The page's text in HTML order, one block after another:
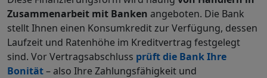
Zusammenarbeit mit Banken angeboten. Die Bank
stellt Ihnen einen Konsumkredit zur Verfügung, dessen
Laufzeit und Ratenhöhe im Kreditvertrag festgelegt
sind. Vor Vertragsabschluss prüft die Bank Ihre
Bonität– also Ihre Zahlungsfähigkeit und